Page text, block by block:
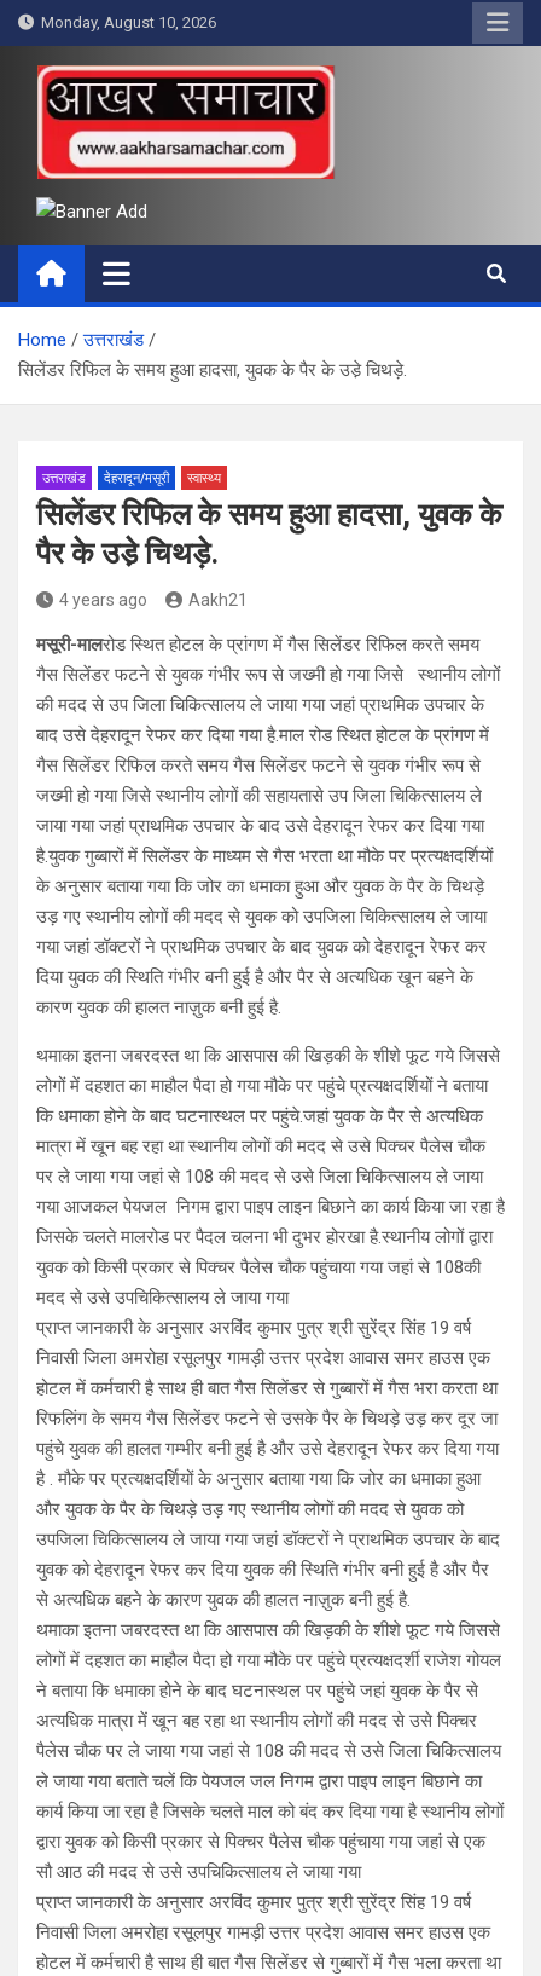
Skip
to
content
Monday, August 10, 2026
आखर समाचार
Home
उत्तराखंड
सिलेंडर रिफिल के समय हुआ हादसा, युवक के पैर के उडे़ चिथड़े.
उत्तराखंड देहरादून/मसूरी स्वास्थ्य
सिलेंडर रिफिल के समय हुआ हादसा, युवक के
पैर के उडे़ चिथड़े.
4 years ago Aakh21
मसूरी-मालरोड स्थित होटल के प्रांगण में गैस सिलेंडर रिफिल करते समय
गैस सिलेंडर फटने से युवक गंभीर रूप से जख्मी हो गया जिसे स्थानीय लोगों
की मदद से उप जिला चिकित्सालय ले जाया गया जहां प्राथमिक उपचार के
बाद उसे देहरादून रेफर कर दिया गया है.माल रोड स्थित होटल के प्रांगण में
गैस सिलेंडर रिफिल करते समय गैस सिलेंडर फटने से युवक गंभीर रूप से
जख्मी हो गया जिसे स्थानीय लोगों की सहायतासे उप जिला चिकित्सालय ले
जाया गया जहां प्राथमिक उपचार के बाद उसे देहरादून रेफर कर दिया गया
है.युवक गुब्बारों में सिलेंडर के माध्यम से गैस भरता था मौके पर प्रत्यक्षदर्शियों
के अनुसार बताया गया कि जोर का धमाका हुआ और युवक के पैर के चिथड़े
उड़ गए स्थानीय लोगों की मदद से युवक को उपजिला चिकित्सालय ले जाया
गया जहां डॉक्टरों ने प्राथमिक उपचार के बाद युवक को देहरादून रेफर कर
दिया युवक की स्थिति गंभीर बनी हुई है और पैर से अत्यधिक खून बहने के
कारण युवक की हालत नाज़ुक बनी हुई है.
थमाका इतना जबरदस्त था कि आसपास की खिड़की के शीशे फूट गये जिससे
लोगों में दहशत का माहौल पैदा हो गया मौके पर पहुंचे प्रत्यक्षदर्शियों ने बताया
कि धमाका होने के बाद घटनास्थल पर पहुंचे.जहां युवक के पैर से अत्यधिक
मात्रा में खून बह रहा था स्थानीय लोगों की मदद से उसे पिक्चर पैलेस चौक
पर ले जाया गया जहां से 108 की मदद से उसे जिला चिकित्सालय ले जाया
गया आजकल पेयजल निगम द्वारा पाइप लाइन बिछाने का कार्य किया जा रहा है
जिसके चलते मालरोड पर पैदल चलना भी दुभर होरखा है.स्थानीय लोगों द्वारा
युवक को किसी प्रकार से पिक्चर पैलेस चौक पहुंचाया गया जहां से 108की
मदद से उसे उपचिकित्सालय ले जाया गया
प्राप्त जानकारी के अनुसार अरविंद कुमार पुत्र श्री सुरेंद्र सिंह 19 वर्ष
निवासी जिला अमरोहा रसूलपुर गामड़ी उत्तर प्रदेश आवास समर हाउस एक
होटल में कर्मचारी है साथ ही बात गैस सिलेंडर से गुब्बारों में गैस भरा करता था
रिफलिंग के समय गैस सिलेंडर फटने से उसके पैर के चिथड़े उड़ कर दूर जा
पहुंचे युवक की हालत गम्भीर बनी हुई है और उसे देहरादून रेफर कर दिया गया
है . मौके पर प्रत्यक्षदर्शियों के अनुसार बताया गया कि जोर का धमाका हुआ
और युवक के पैर के चिथड़े उड़ गए स्थानीय लोगों की मदद से युवक को
उपजिला चिकित्सालय ले जाया गया जहां डॉक्टरों ने प्राथमिक उपचार के बाद
युवक को देहरादून रेफर कर दिया युवक की स्थिति गंभीर बनी हुई है और पैर
से अत्यधिक बहने के कारण युवक की हालत नाज़ुक बनी हुई है.
थमाका इतना जबरदस्त था कि आसपास की खिड़की के शीशे फूट गये जिससे
लोगों में दहशत का माहौल पैदा हो गया मौके पर पहुंचे प्रत्यक्षदर्शी राजेश गोयल
ने बताया कि धमाका होने के बाद घटनास्थल पर पहुंचे जहां युवक के पैर से
अत्यधिक मात्रा में खून बह रहा था स्थानीय लोगों की मदद से उसे पिक्चर
पैलेस चौक पर ले जाया गया जहां से 108 की मदद से उसे जिला चिकित्सालय
ले जाया गया बताते चलें कि पेयजल जल निगम द्वारा पाइप लाइन बिछाने का
कार्य किया जा रहा है जिसके चलते माल को बंद कर दिया गया है स्थानीय लोगों
द्वारा युवक को किसी प्रकार से पिक्चर पैलेस चौक पहुंचाया गया जहां से एक
सौ आठ की मदद से उसे उपचिकित्सालय ले जाया गया
प्राप्त जानकारी के अनुसार अरविंद कुमार पुत्र श्री सुरेंद्र सिंह 19 वर्ष
निवासी जिला अमरोहा रसूलपुर गामड़ी उत्तर प्रदेश आवास समर हाउस एक
होटल में कर्मचारी है साथ ही बात गैस सिलेंडर से गुब्बारों में गैस भला करता था